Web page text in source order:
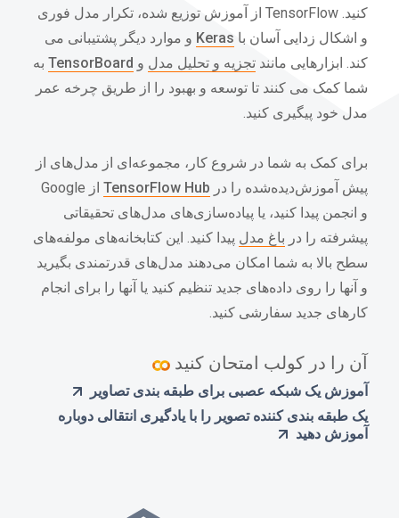
کنید. TensorFlow از آموزش توزیع شده، تکرار مدل فوری
و اشکال زدایی آسان با Keras و موارد دیگر پشتیبانی می
کند. ابزارهایی مانند تجزیه و تحلیل مدل و TensorBoard به
شما کمک می کنند تا توسعه و بهبود را از طریق چرخه عمر
مدل خود پیگیری کنید.
برای کمک به شما در شروع کار، مجموعه‌ای از مدل‌های از
پیش آموزش‌دیده‌شده را در TensorFlow Hub
از Google
و انجمن پیدا کنید، یا پیاده‌سازی‌های مدل‌های تحقیقاتی
پیشرفته را در باغ مدل پیدا کنید. این کتابخانه‌های مولفه‌های
سطح بالا به شما امکان می‌دهند مدل‌های قدرتمندی بگیرید
و آنها را روی داده‌های جدید تنظیم کنید یا آنها را برای انجام
کارهای جدید سفارشی کنید.
آن را در کولب امتحان کنید
آموزش یک شبکه عصبی برای طبقه بندی تصاویر
یک طبقه بندی کننده تصویر را با یادگیری انتقالی دوباره
آموزش دهید